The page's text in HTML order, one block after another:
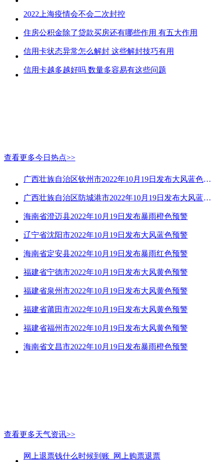
2022上海疫情会不会二次封控
住房公积金除了贷款买房还有哪些作用 有五大作用
信用卡状态异常怎么解封 这些解封技巧有用
信用卡越多越好吗 数量多容易有这些问题
查看更多今日热点>>
广西壮族自治区钦州市2022年10月19日发布大风蓝色预警
广西壮族自治区防城港市2022年10月19日发布大风蓝色预警
海南省澄迈县2022年10月19日发布暴雨橙色预警
辽宁省沈阳市2022年10月19日发布大风蓝色预警
海南省定安县2022年10月19日发布暴雨红色预警
福建省宁德市2022年10月19日发布大风黄色预警
福建省泉州市2022年10月19日发布大风黄色预警
福建省莆田市2022年10月19日发布大风黄色预警
福建省福州市2022年10月19日发布大风黄色预警
海南省文昌市2022年10月19日发布暴雨橙色预警
查看更多天气资讯>>
网上退票钱什么时候到账_网上购票退票